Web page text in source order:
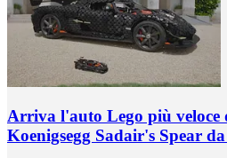
Arriva l'auto Lego più veloce
Koenigsegg Sadair's Spear